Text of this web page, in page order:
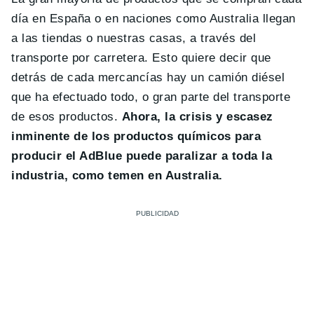
día en España o en naciones como Australia llegan
a las tiendas o nuestras casas, a través del
transporte por carretera. Esto quiere decir que
detrás de cada mercancías hay un camión diésel
que ha efectuado todo, o gran parte del transporte
de esos productos. Ahora, la crisis y escasez
inminente de los productos químicos para
producir el AdBlue puede paralizar a toda la
industria, como temen en Australia.